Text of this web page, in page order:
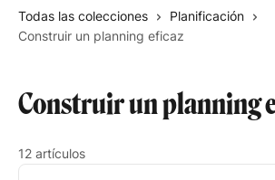
Todas las colecciones
Planificación
Construir un planning eficaz
Construir un planning
12 artículos